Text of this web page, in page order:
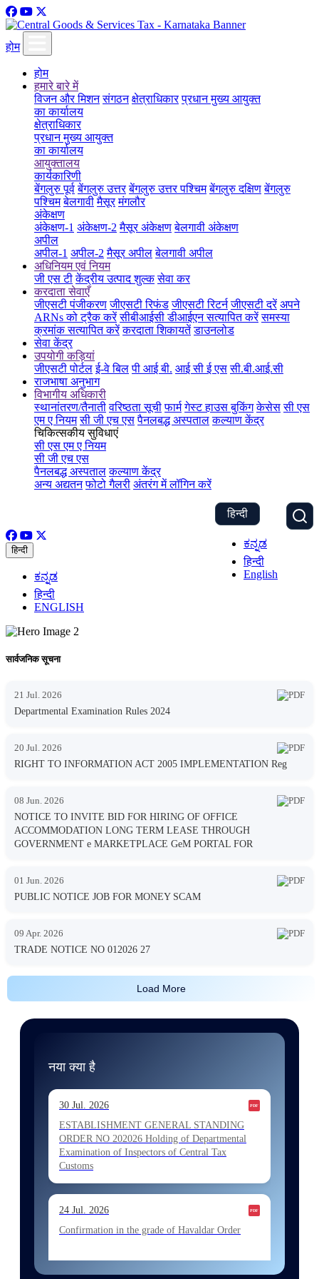
होम
होम
हमारे बारे में
विजन और मिशन संगठन क्षेत्राधिकार प्रधान मुख्य आयुक्त
का कार्यालय
क्षेत्राधिकार
प्रधान मुख्य आयुक्त
का कार्यालय
आयुक्तालय
कार्यकारिणी
बेंगलुरु पूर्व बेंगलुरु उत्तर बेंगलुरु उत्तर पश्चिम बेंगलुरु दक्षिण बेंगलुरु
पश्चिम बेलगावी मैसूर मंगलौर
अंकेक्षण
अंकेक्षण-1 अंकेक्षण-2 मैसूर अंकेक्षण बेलगावी अंकेक्षण
अपील
अपील-1 अपील-2 मैसूर अपील बेलगावी अपील
अधिनियम एवं नियम
जी एस टी केंद्रीय उत्पाद शुल्क सेवा कर
करदाता सेवाएँ
जीएसटी पंजीकरण जीएसटी रिफंड जीएसटी रिटर्न जीएसटी दरें अपने
ARNs को ट्रैक करें सीबीआईसी डीआईएन सत्यापित करें समस्या
क्रमांक सत्यापित करें करदाता शिकायतें डाउनलोड
सेवा केंद्र
उपयोगी कड़ियां
जीएसटी पोर्टल ई-वे बिल पी आई बी. आई सी ई एस सी.बी.आई.सी
राजभाषा अनुभाग
विभागीय अधिकारी
स्थानांतरण/तैनाती वरिष्ठता सूची फार्म गेस्ट हाउस बुकिंग केसेस सी एस
एम ए नियम सी जी एच एस पैनलबद्ध अस्पताल कल्याण केंद्र
चिकित्सकीय सुविधाएं
सी एस एम ए नियम
सी जी एच एस
पैनलबद्ध अस्पताल कल्याण केंद्र
अन्य अद्यतन फोटो गैलरी अंतरंग में लॉगिन करें
हिन्दी
ಕನ್ನಡ
हिन्दी
English
हिन्दी
ಕನ್ನಡ
हिन्दी
ENGLISH
सार्वजनिक सूचना
21 Jul. 2026
Departmental Examination Rules 2024
20 Jul. 2026
RIGHT TO INFORMATION ACT 2005 IMPLEMENTATION Reg
08 Jun. 2026
NOTICE TO INVITE BID FOR HIRING OF OFFICE
ACCOMMODATION LONG TERM LEASE THROUGH
GOVERNMENT e MARKETPLACE GeM PORTAL FOR
01 Jun. 2026
PUBLIC NOTICE JOB FOR MONEY SCAM
09 Apr. 2026
TRADE NOTICE NO 012026 27
Load More
नया क्या है
30 Jul. 2026
ESTABLISHMENT GENERAL STANDING
ORDER NO 202026 Holding of Departmental
Examination of Inspectors of Central Tax
Customs
24 Jul. 2026
Confirmation in the grade of Havaldar Order